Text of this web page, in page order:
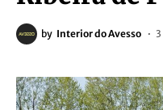
by Interior do Avesso